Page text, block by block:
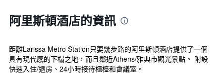
阿里斯頓酒店的資訊
距離Larissa Metro Station只要幾步路的阿里斯頓酒店提供了一個
具有現代感的下榻之地，而且鄰近Athens/雅典市觀光景點。 附設
快速入住/退房、24小時接待櫃檯和會議室。